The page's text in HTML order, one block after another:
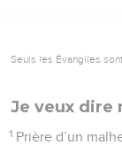
Seuls les Évangiles
Je veux dire
1 Prière d’un